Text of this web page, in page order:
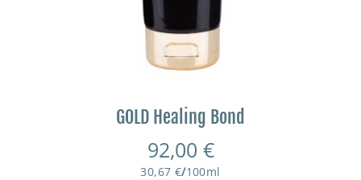
GOLD Healing Bond
92,00 €
30,67 €/100ml